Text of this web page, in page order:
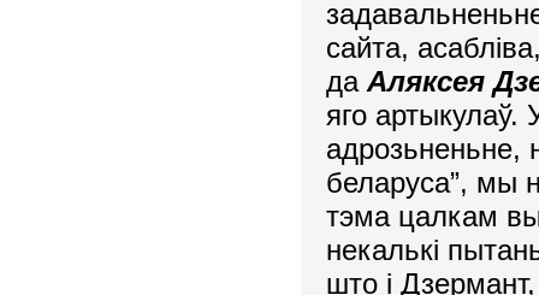
сайта,
даАляксея
яго артыкулаў.
адрозьненьне,
беларуса”, мы
тэма цалкам
некалькі
што і Дзермант,